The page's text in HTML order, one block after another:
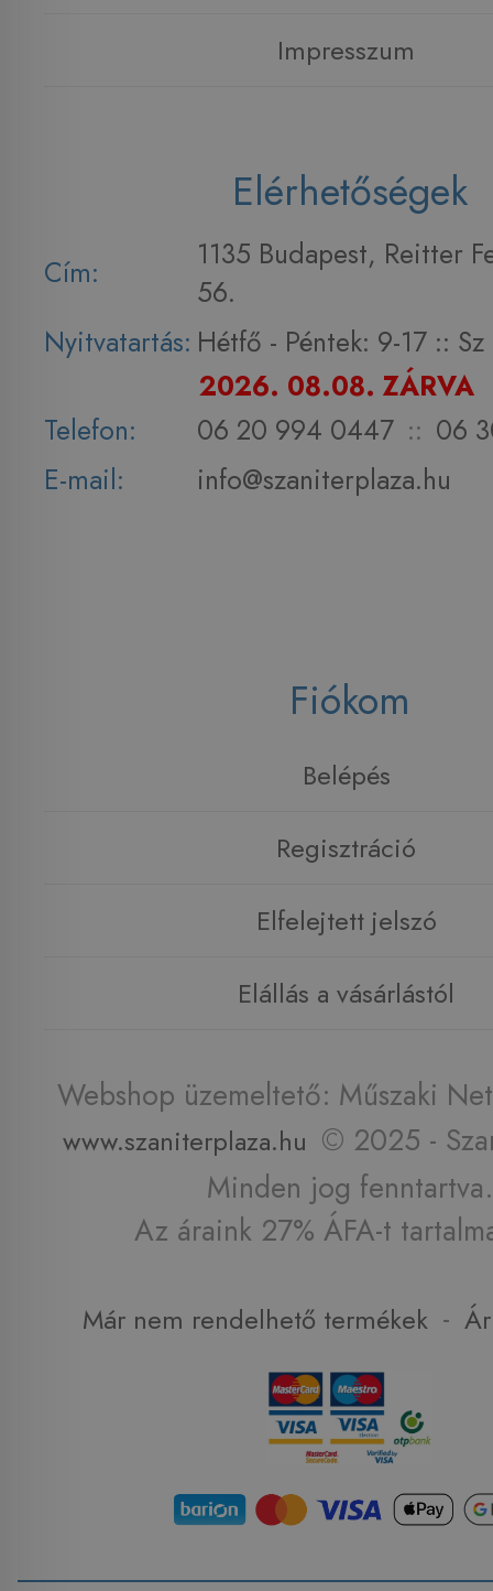
Impresszum
Elérhetőségek
Cím:
1135 Budapest, Reitter
56.
Nyitvatartás: Hétfő - Péntek: 9-17 :: Sz
2026. 08.08. ZÁRVA
Telefon:
06 20 994 0447 :: 06
E-mail:
info@szaniterplaza.hu
Fiókom
Belépés
Regisztráció
Elfelejtett jelszó
Elállás a vásárlástól
Webshop üzemeltető: Műszaki
www.szaniterplaza.hu © 2025 -
Minden jog fenntartva.
Az áraink 27% ÁFA-t
Már nem rendelhető termékek -